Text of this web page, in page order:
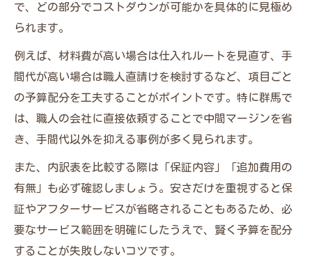
表
HP無し・商品知識無しの外構工事の実態
図面を他社に依頼して費用をおさえる外構の工
夫
で、どの部分でコストダウンが可能かを具体的に見極め
られます。
例えば、材料費が高い場合は仕入れルートを見直す、手
間代が高い場合は職人直請けを検討するなど、項目ごと
の予算配分を工夫することがポイントです。特に群馬で
は、職人の会社に直接依頼することで中間マージンを省
き、手間代以外を抑える事例が多く見られます。
また、内訳表を比較する際は「保証内容」「追加費用の
有無」も必ず確認しましょう。安さだけを重視すると保
証やアフターサービスが省略されることもあるため、必
要なサービス範囲を明確にしたうえで、賢く予算を配分
することが失敗しないコツです。